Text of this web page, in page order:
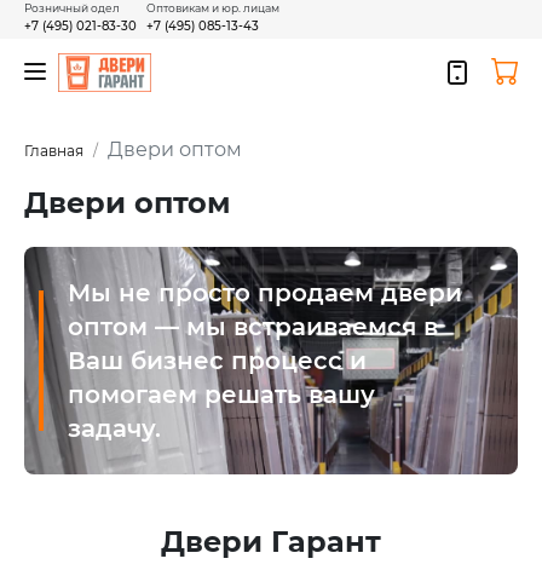
Розничный одел
+7 (495) 021-83-30
Оптовикам и юр. лицам
+7 (495) 085-13-43
Главная Двери оптом
Двери оптом
Мы не просто продаем двери
оптом — мы встраиваемся в
Ваш бизнес процесс и
помогаем решать вашу
задачу.
Двери Гарант